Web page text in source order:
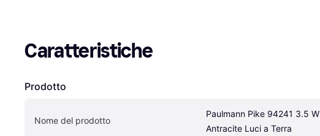
Caratteristiche
Prodotto
Nome del prodotto
Paulmann Pike 94241 3.5 W
Antracite Luci a Terra